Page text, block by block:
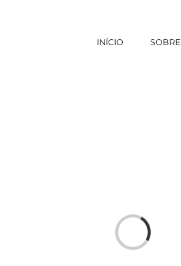
INÍCIO SOBRE
Loading...